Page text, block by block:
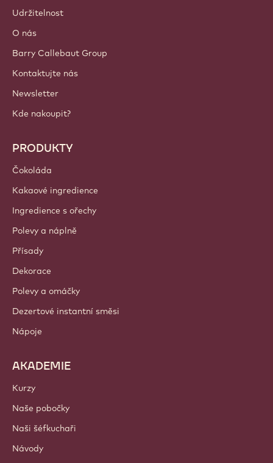
Udržitelnost
O nás
Barry Callebaut Group
Kontaktujte nás
Newsletter
Kde nakoupit?
PRODUKTY
Čokoláda
Kakaové ingredience
Ingredience s ořechy
Polevy a náplně
Přísady
Dekorace
Polevy a omáčky
Dezertové instantní směsi
Nápoje
AKADEMIE
Kurzy
Naše pobočky
Naši šéfkuchaři
Návody